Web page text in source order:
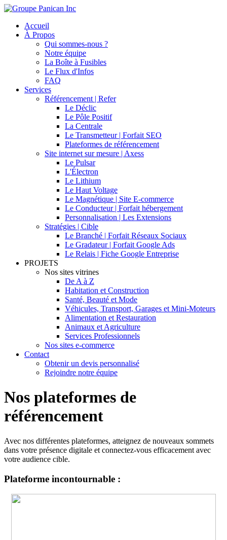
Accueil
À Propos
Qui sommes-nous ?
Notre équipe
La Boîte à Fusibles
Le Flux d'Infos
FAQ
Services
Référencement | Refer
Le Déclic
Le Pôle Positif
La Centrale
Le Transmetteur | Forfait SEO
Plateformes de référencement
Site internet sur mesure | Axess
Le Pulsar
L'Électron
Le Lithium
Le Haut Voltage
Le Magnétique | Site E-commerce
Le Conducteur | Forfait hébergement
Personnalisation | Les Extensions
Stratégies | Cible
Le Branché | Forfait Réseaux Sociaux
Le Gradateur | Forfait Google Ads
Le Relais | Fiche Google Entreprise
PROJETS
Nos sites vitrines
De A à Z
Habitation et Construction
Santé, Beauté et Mode
Véhicules, Transport, Garages et Mini-Moteurs
Alimentation et Restauration
Animaux et Agriculture
Services Professionnels
Nos sites e-commerce
Contact
Obtenir un devis personnalisé
Rejoindre notre équipe
Nos plateformes de
référencement
Avec nos différentes plateformes, atteignez de nouveaux sommets
dans votre présence digitale et connectez-vous efficacement avec
votre audience cible.
Plateforme incontournable :